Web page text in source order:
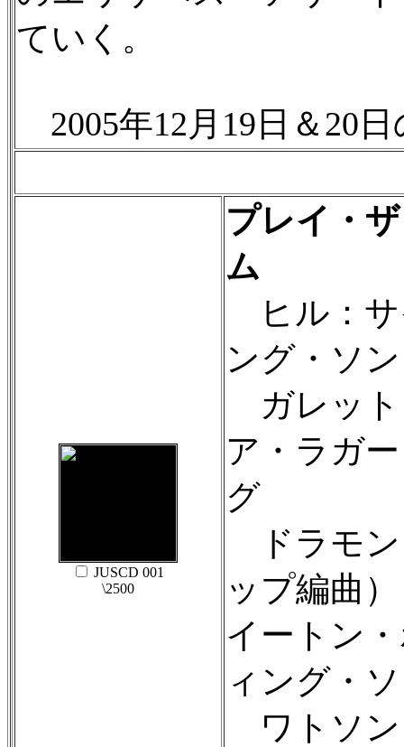
ていく。
2005年12月19日＆20
JUSCD 001
\2500
プレイ・
ム
ヒル：サ
ング・ソ
ガレット
ア・ラガ
グ
ドラモン
ップ編曲
イートン
ィング・
ワトソン